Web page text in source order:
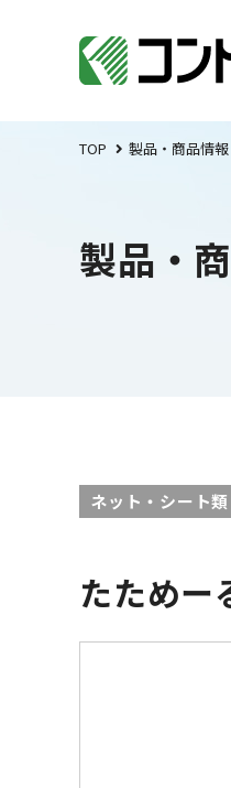
TOP 製品・商品情報
製品・
ネット・シート類
たためー